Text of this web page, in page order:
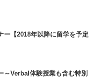
【2018年以降に留学を予定
Verbal体験授業も含む特別